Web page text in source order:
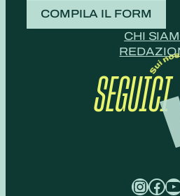
COMPILA IL FORM
CHI
SEGUICI
InstagramFacebook YouTube